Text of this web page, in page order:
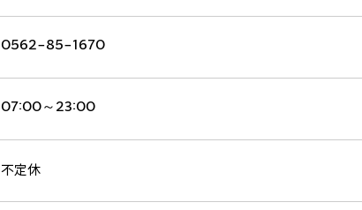
0562-85-1670
07:00～23:00
不定休